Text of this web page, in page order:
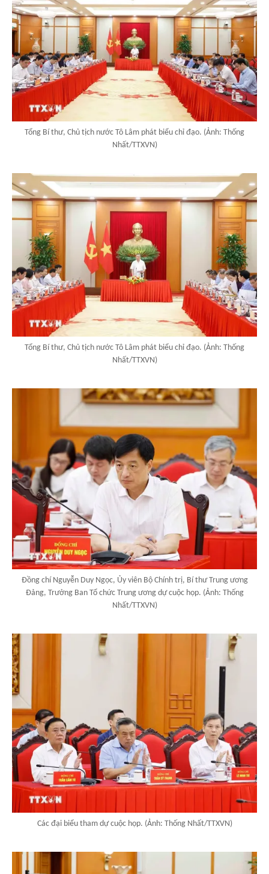
Tổng Bí thư, Chủ tịch nước Tô Lâm phát biểu chỉ đạo. (Ảnh: Thống
Nhất/TTXVN)
Tổng Bí thư, Chủ tịch nước Tô Lâm phát biểu chỉ đạo. (Ảnh: Thống
Nhất/TTXVN)
Đồng chí Nguyễn Duy Ngọc, Ủy viên Bộ Chính trị, Bí thư Trung ương
Đảng, Trưởng Ban Tổ chức Trung ương dự cuộc họp. (Ảnh: Thống
Nhất/TTXVN)
Các đại biểu tham dự cuộc họp. (Ảnh: Thống Nhất/TTXVN)